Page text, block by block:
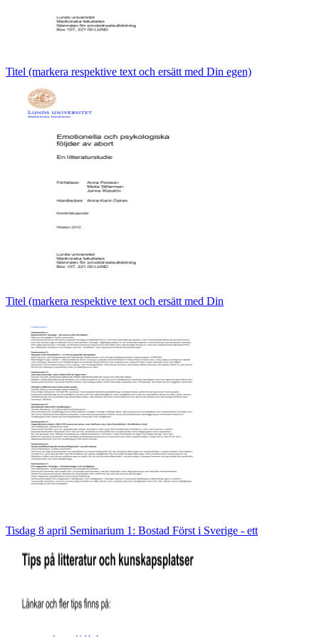
Titel (markera respektive text och ersätt med Din egen)
Titel (markera respektive text och ersätt med Din
Tisdag 8 april Seminarium 1: Bostad Först i Sverige - ett